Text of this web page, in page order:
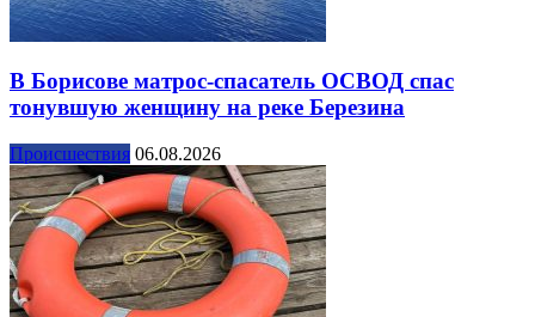
В Борисове матрос-спасатель ОСВОД спас
тонувшую женщину на реке Березина
Происшествия 06.08.2026